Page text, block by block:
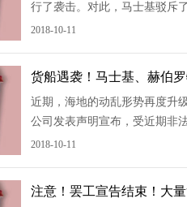
行了袭击。对此，马士基驳斥
显示“Megalopolis”号处于损坏
2018-10-11
货船遇袭！马士基、赫伯
近期，海地的动乱形势再度升
公司发表声明宣布，受近期非
至本月29日，进出太子港港口
2018-10-11
注意！罢工宣告结束！大